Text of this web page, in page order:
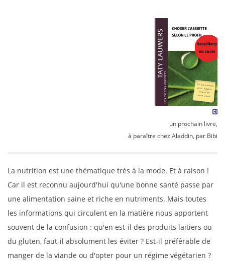
un prochain livre,
à paraître chez Aladdin, par Bibi
La nutrition est une thématique très à la mode. Et à raison !
Car il est reconnu aujourd'hui qu'une bonne santé passe par
une alimentation saine et riche en nutriments. Mais toutes
les informations qui circulent en la matière nous apportent
souvent de la confusion : qu'en est-il des produits laitiers ou
du gluten, faut-il absolument les éviter ? Est-il préférable de
manger de la viande ou d'opter pour un régime végétarien ?